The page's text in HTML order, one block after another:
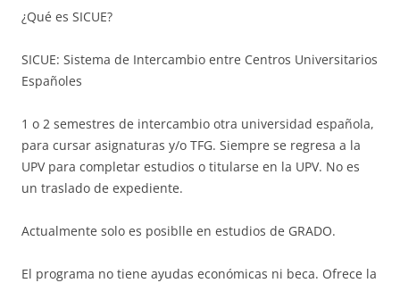
¿Qué es SICUE?
SICUE: Sistema de Intercambio entre Centros Universitarios
Españoles
1 o 2 semestres de intercambio otra universidad española,
para cursar asignaturas y/o TFG. Siempre se regresa a la
UPV para completar estudios o titularse en la UPV. No es
un traslado de expediente.
Actualmente solo es posiblle en estudios de GRADO.
El programa no tiene ayudas económicas ni beca. Ofrece la